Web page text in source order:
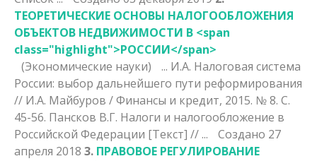
ТЕОРЕТИЧЕСКИЕ ОСНОВЫ НАЛОГООБЛОЖЕНИЯ
ОБЪЕКТОВ НЕДВИЖИМОСТИ В <span
class="highlight">РОССИИ</span>
(Экономические науки)
... И.А. Налоговая система
России: выбор дальнейшего пути реформирования
// И.А. Майбуров / Финансы и кредит, 2015. № 8. С.
45-56. Пансков В.Г. Налоги и налогообложение в
Российской Федерации [Текст] // ...
Создано 27
апреля 2018 3. ПРАВОВОЕ РЕГУЛИРОВАНИЕ